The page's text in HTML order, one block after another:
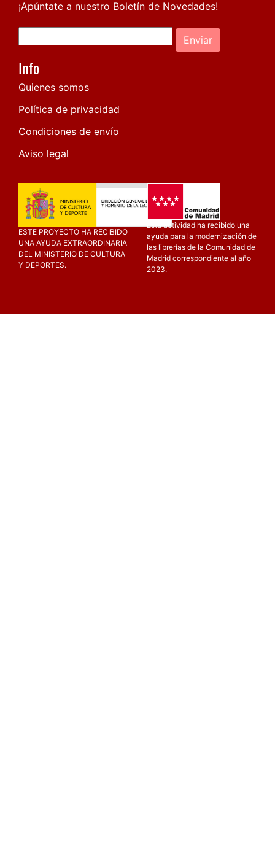
¡Apúntate a nuestro Boletín de Novedades!
Enviar
Info
Quienes somos
Política de privacidad
Condiciones de envío
Aviso legal
ESTE PROYECTO HA RECIBIDO
UNA AYUDA EXTRAORDINARIA
DEL MINISTERIO DE CULTURA
Y DEPORTES.
Esta actividad ha recibido una
ayuda para la modernización de
las librerías de la Comunidad de
Madrid correspondiente al año
2023.